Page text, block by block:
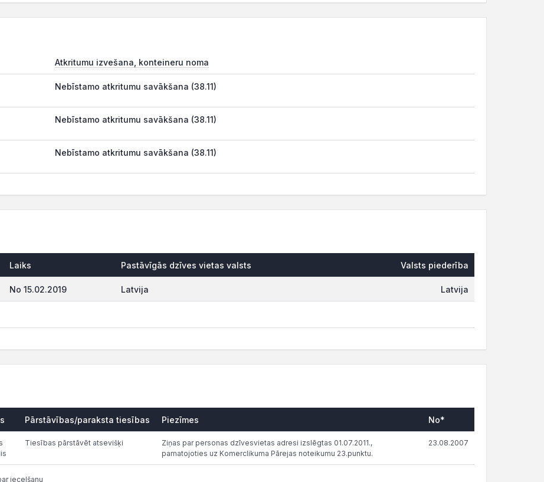
Atkritumu izvešana, konteineru noma
Nebīstamo atkritumu savākšana (38.11)
Nebīstamo atkritumu savākšana (38.11)
Nebīstamo atkritumu savākšana (38.11)
Laiks Pastāvīgās dzīves vietas valsts Valsts piederība
No 15.02.2019 Latvija Latvija
Pārstāvības/paraksta tiesības Piezīmes No*
Tiesības pārstāvēt atsevišķi
Ziņas par personas dzīvesvietas adresi izslēgtas 01.07.2011.,
pamatojoties uz Komerclikuma Pārejas noteikumu 23.punktu.
23.08.2007
iecelšanu